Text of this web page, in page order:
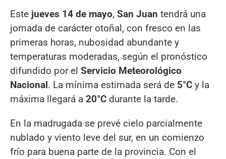
Este jueves 14 de mayo, San Juan tendrá una
jornada de carácter otoñal, con fresco en las
primeras horas, nubosidad abundante y
temperaturas moderadas, según el pronóstico
difundido por el Servicio Meteorológico
Nacional. La mínima estimada será de 5°C y la
máxima llegará a 20°C durante la tarde.
En la madrugada se prevé cielo parcialmente
nublado y viento leve del sur, en un comienzo
frío para buena parte de la provincia. Con el